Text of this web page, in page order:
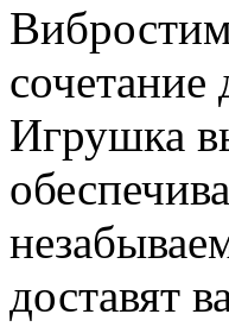
Игрушка
доставят